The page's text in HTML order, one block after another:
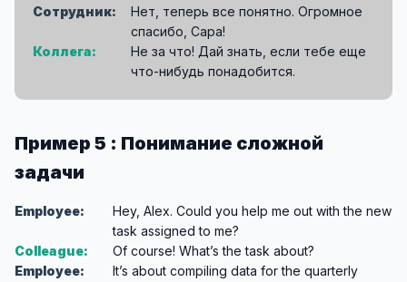
Сотрудник:
Нет, теперь все понятно. Огромное
спасибо, Сара!
Коллега:
Не за что! Дай знать, если тебе еще
что-нибудь понадобится.
Пример 5 : Понимание сложной
задачи
Employee:
Hey, Alex. Could you help me out with the new
task assigned to me?
Colleague:
Of course! What’s the task about?
Employee:
It’s about compiling data for the quarterly